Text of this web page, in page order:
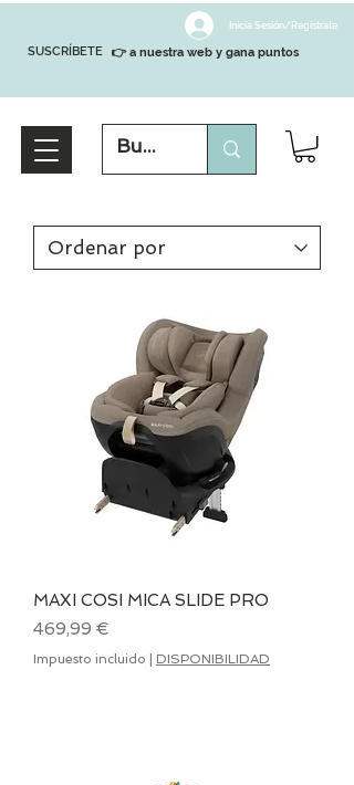
SUSCRÍBETE
Inicia Sesión/Regístrate
👉 a nuestra web y gana puntos
MAXI COSI MICA SLIDE PRO
Precio
469,99 €
Impuesto incluido DISPONIBILIDAD